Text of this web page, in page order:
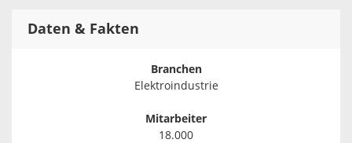
Daten & Fakten
Branchen
Elektroindustrie
Mitarbeiter
18.000